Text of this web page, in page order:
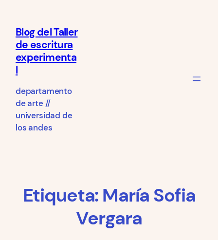
contenido
Blog del Taller
de escritura
experimenta
l
departamento
de arte //
universidad de
los andes
Etiqueta: María Sofia
Vergara